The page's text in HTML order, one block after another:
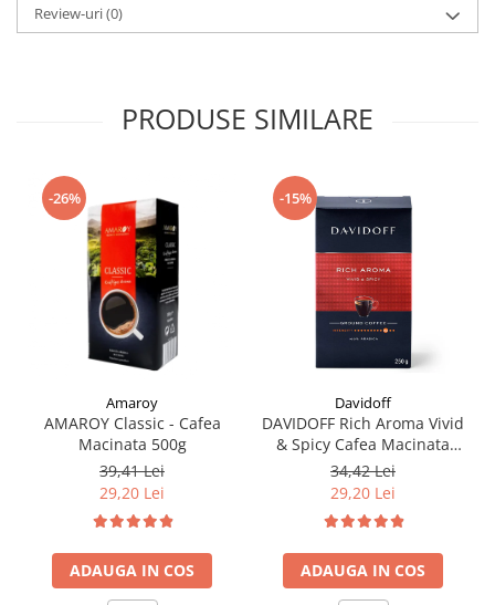
Review-uri(0)
PRODUSE SIMILARE
-26%
Amaroy
AMAROY Classic - Cafea
Macinata 500g
39,41 Lei
29,20 Lei
ADAUGA IN COS
-15%
Davidoff
DAVIDOFF Rich Aroma Vivid
& Spicy Cafea Macinata
250g
34,42 Lei
29,20 Lei
ADAUGA IN COS